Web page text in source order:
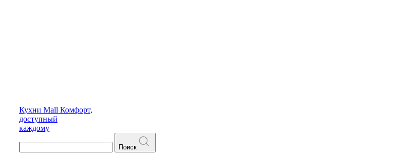
Кухни Mall Комфорт,
доступный
каждому
Поиск